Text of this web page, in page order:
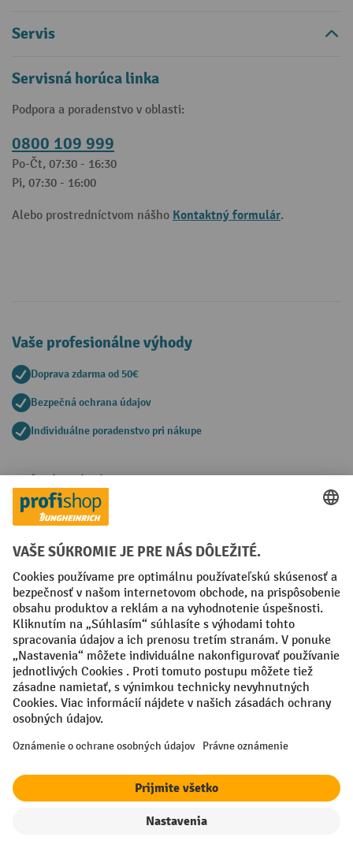
Servis
Servisná horúca linka
Podpora a poradenstvo v oblasti:
0800 109 999
Po-Čt, 07:30 - 16:30
Pi, 07:30 - 16:00
Alebo prostredníctvom nášho Kontaktný formulár.
Vaše profesionálne výhody
Doprava zdarma od 50€
Bezpečná ochrana údajov
Individuálne poradenstvo pri nákupe
Spôsoby platby
Creditcard (Master)Creditcard (Visa)
Faktúra Predplatba
Sociálne siete
Facebook
YouTube
LinkedIn
Nastavenia ochrany osobných údajov
All prices excl. VAT plusshipping costsand possible delivery charges,
¹ Zľava platí do vypredania zásob. Zľava sa nevzťahuje na špeciálne